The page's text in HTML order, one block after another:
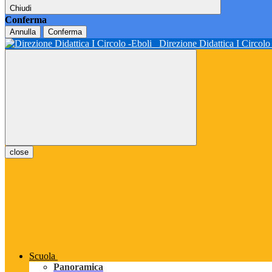
Chiudi
Conferma
Annulla Conferma
Direzione Didattica I Circolo
close
Scuola
Panoramica